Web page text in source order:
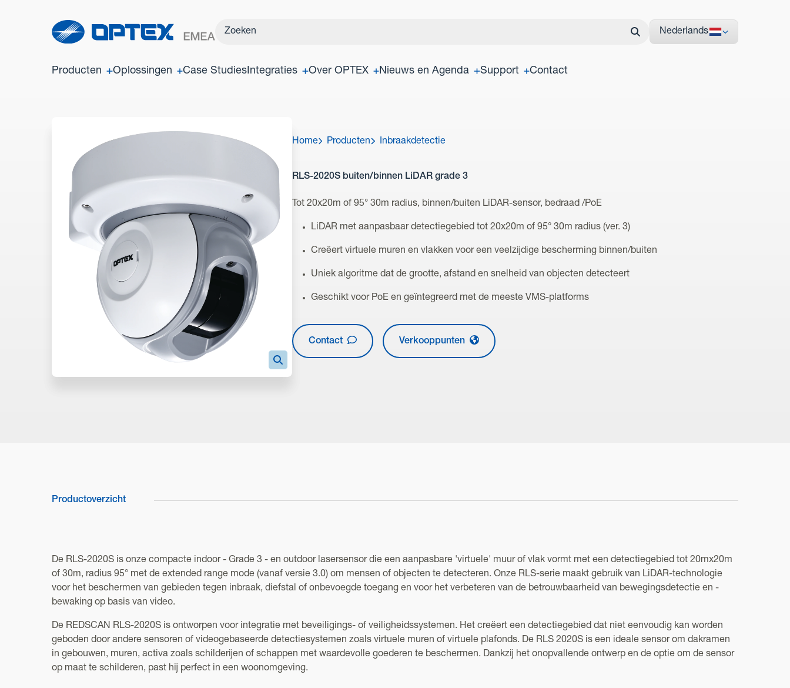
Nederlands
Producten Oplossingen Case StudiesIntegraties Over OPTEX Nieuws en Agenda Support Contact
Home Producten Inbraakdetectie
RLS-2020S buiten/binnen LiDAR grade 3
Tot 20x20m of 95° 30m radius, binnen/buiten LiDAR-sensor, bedraad /PoE
LiDAR met aanpasbaar detectiegebied tot 20x20m of 95° 30m radius (ver. 3)
Creëert virtuele muren en vlakken voor een veelzijdige bescherming binnen/buiten
Uniek algoritme dat de grootte, afstand en snelheid van objecten detecteert
Geschikt voor PoE en geïntegreerd met de meeste VMS-platforms
Contact Verkooppunten
Productoverzicht
De RLS-2020S is onze compacte indoor - Grade 3 - en outdoor lasersensor die een aanpasbare 'virtuele' muur of vlak vormt met een detectiegebied tot 20mx20m
of 30m, radius 95° met de extended range mode (vanaf versie 3.0) om mensen of objecten te detecteren. Onze RLS-serie maakt gebruik van LiDAR-technologie
voor het beschermen van gebieden tegen inbraak, diefstal of onbevoegde toegang en voor het verbeteren van de betrouwbaarheid van bewegingsdetectie en -
bewaking op basis van video.
De REDSCAN RLS-2020S is ontworpen voor integratie met beveiligings- of veiligheidssystemen. Het creëert een detectiegebied dat niet eenvoudig kan worden
geboden door andere sensoren of videogebaseerde detectiesystemen zoals virtuele muren of virtuele plafonds. De RLS 2020S is een ideale sensor om dakramen
in gebouwen, muren, activa zoals schilderijen of schappen met waardevolle goederen te beschermen. Dankzij het onopvallende ontwerp en de optie om de sensor
op maat te schilderen, past hij perfect in een woonomgeving.